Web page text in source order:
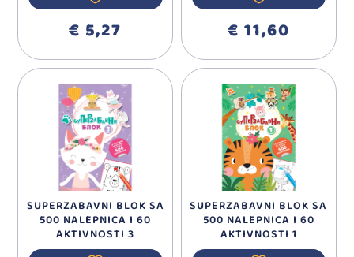
€ 5,27 € 11,60
SUPERZABAVNI BLOK SA
500 NALEPNICA I 60
AKTIVNOSTI 3
SUPERZABAVNI BLOK SA
500 NALEPNICA I 60
AKTIVNOSTI 1